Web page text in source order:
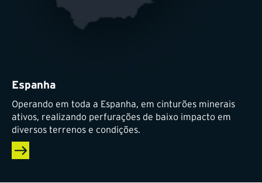
Espanha
Operando em toda a Espanha, em cinturões minerais
ativos, realizando perfurações de baixo impacto em
diversos terrenos e condições.